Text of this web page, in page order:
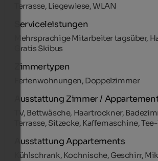
Terrasse, Liegewiese, WLAN
Serviceleistungen
Mehrsprachige Mitarbeiter tagsüber,
Gratis Skibus
Zimmertypen
Ferienwohnungen, Doppelzimmer
Ausstattung Zimmer /
TV, Bettwäsche, Haartrockner,
Terrasse, Sitzecke, Kaffemaschine,
Ausstattung Appartements
Kühlschrank, Kochnische, Geschirr,